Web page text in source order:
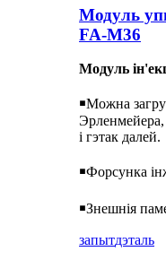
Модуль
FA-M36
Модуль
￭Можна
і гэтак далей.
￭Форсунка
￭Знешнія
запытдэталь